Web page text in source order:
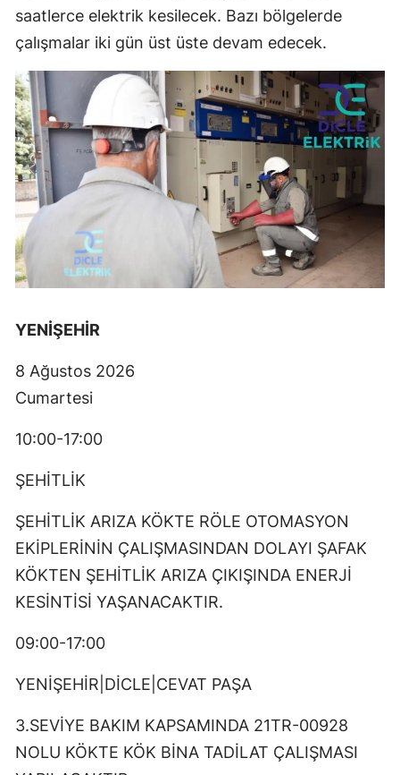
saatlerce elektrik kesilecek. Bazı bölgelerde
çalışmalar iki gün üst üste devam edecek.
YENİŞEHİR
8 Ağustos 2026
Cumartesi
10:00-17:00
ŞEHİTLİK
ŞEHİTLİK ARIZA KÖKTE RÖLE OTOMASYON
EKİPLERİNİN ÇALIŞMASINDAN DOLAYI ŞAFAK
KÖKTEN ŞEHİTLİK ARIZA ÇIKIŞINDA ENERJİ
KESİNTİSİ YAŞANACAKTIR.
09:00-17:00
YENİŞEHİR|DİCLE|CEVAT PAŞA
3.SEVİYE BAKIM KAPSAMINDA 21TR-00928
NOLU KÖKTE KÖK BİNA TADİLAT ÇALIŞMASI